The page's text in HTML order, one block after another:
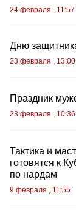
24 февраля , 11:57
Дню
23 февраля , 13:00
Праздник
23 февраля , 10:36
Тактика и
готовятся к
по нардам
9 февраля , 11:55